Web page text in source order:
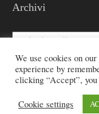
Archivi
Archivi
©
We use cookies on
experience by
clicking “Accept”,
Cookie settings